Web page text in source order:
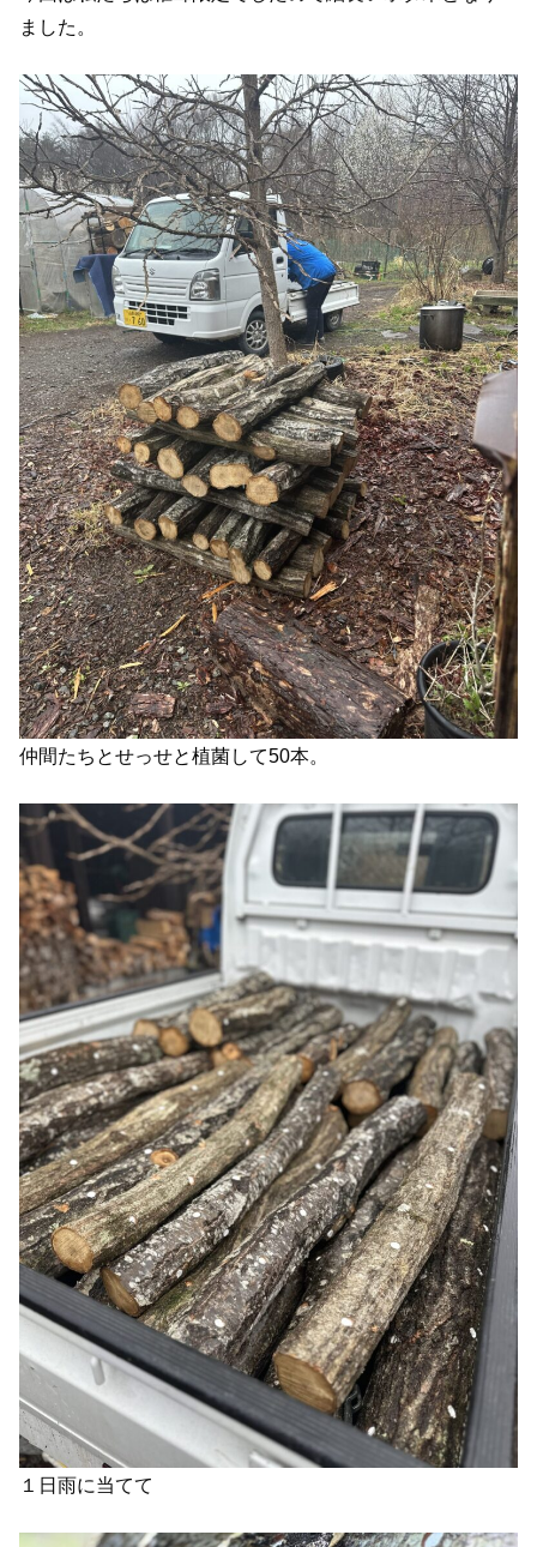
ました。
仲間たちとせっせと植菌して50本。
１日雨に当てて